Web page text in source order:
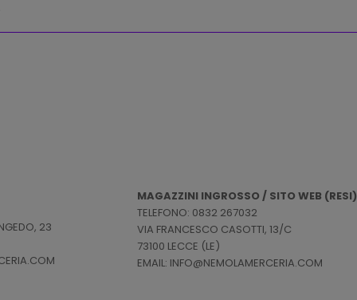
23
MAGAZZINI INGROSSO / SITO WEB (RESI)
TELEFONO: 0832 267032
VIA FRANCESCO CASOTTI, 13/C
73100 LECCE (LE)
EMAIL: INFO@NEMOLAMERCERIA.COM